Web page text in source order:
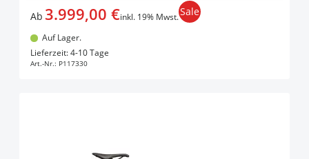
Ab 3.999,00 €inkl. 19% Mwst.Sale
Auf Lager.
Lieferzeit: 4-10 Tage
Art.-Nr.: P117330